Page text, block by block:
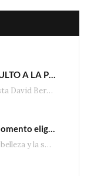
A&E ESTRENA “CULTO A LA PERSONALIDAD”,LA SERIE SOBRE LOS LÍDERES DE SECTA MÁS SINIESTROS DE LA HISTORIA
Desde Jim Jones hasta David Berg, la producción recorre en seis episodios cómo el carisma,…
Las estrellas del momento eligen Valentino
Una semana más, la belleza y la sofisticación de Valentino vuelven a tomar el escenario internacional. Desde…